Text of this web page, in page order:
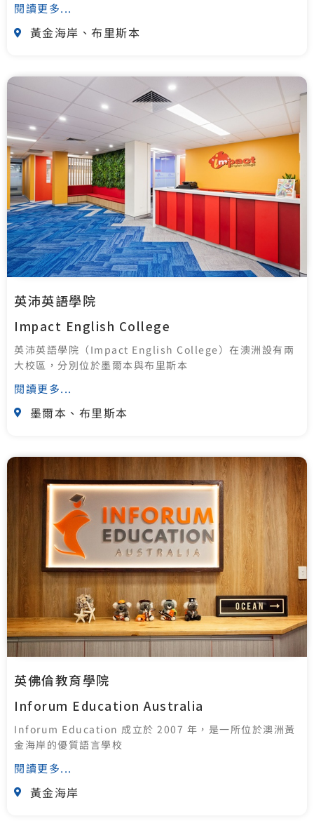
閱讀更多...
黃金海岸、布里斯本
英沛英語學院
Impact English College
英沛英語學院（Impact English College）在澳洲設有兩
大校區，分別位於墨爾本與布里斯本
閱讀更多...
墨爾本、布里斯本
英佛倫教育學院
Inforum Education Australia
Inforum Education 成立於 2007 年，是一所位於澳洲黃
金海岸的優質語言學校
閱讀更多...
黃金海岸